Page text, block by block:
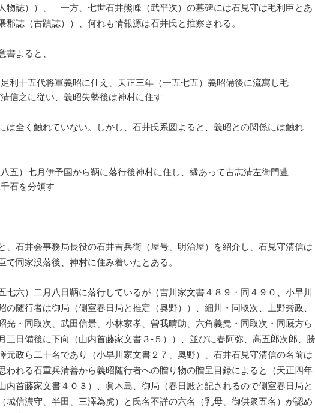
物誌））、 一方、七世石井熊峰（武平次）の墓碑には石見守は毛利臣とあ
郡誌（古蹟誌））、何れも情報源は石井氏と推察される。
よると、
利十五代将軍義昭に仕え、天正三年（一五七五）義昭備後に流寓し毛
信之に従い、義昭失勢後は神村に住す
は全く触れていない。しかし、石井氏系図よると、義昭との関係には触れ
五）七月伊予国から鞆に落行後神村に住し、縁あって古志清左衛門豊
石を分領す
、石井会事務局長役の石井吉兵衛（屋号、明治屋）を紹介し、石見守清信は
同家没落後、神村に住み着いたとある。
七六）二月八日鞆に落行しているが（吉川家文書４８９・同４９０、小早川
の随行者は御局（側室春日局と推定（奥野））、細川・同取次、上野秀政、
光・同取次、武田信景、小林家孝、曽我晴助、六角義堯・同取次・同厩方ら
三日備後に下向（山内首藤家文書３‐５））、並びに春阿弥、高五郎次郎、勝
元政ら二十名であり（小早川家文書２７、奥野）、石井石見守清信の名前は
われる石重兵清善から義昭随行者への贈り物の贈呈目録によると（天正四年
内首藤家文書４０３）、眞木島、御局（春日殿と記されるので側室春日局と
城信濃守、半田、三澤為虎）と氏名不詳の六名（乳母、御供衆五名）が認め